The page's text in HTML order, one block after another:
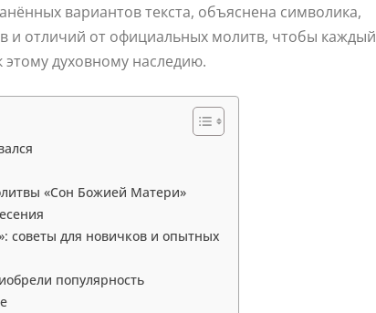
вариантов текста, объяснена символика,
и отличий от официальных молитв, чтобы каждый
духовному наследию.
«Сон Божией Матери»
советы для новичков и опытных
популярность